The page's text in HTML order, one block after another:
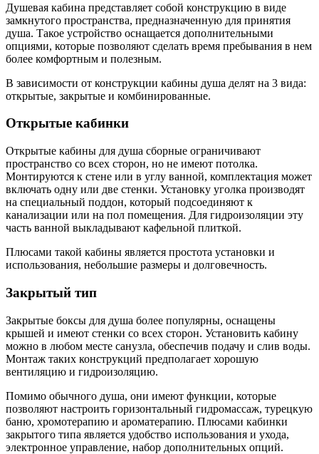
Душевая кабина представляет собой конструкцию в виде
замкнутого пространства, предназначенную для принятия
душа. Такое устройство оснащается дополнительными
опциями, которые позволяют сделать время пребывания в нем
более комфортным и полезным.
В зависимости от конструкции кабины душа делят на 3 вида:
открытые, закрытые и комбинированные.
Открытые кабинки
Открытые кабины для душа сборные ограничивают
пространство со всех сторон, но не имеют потолка.
Монтируются к стене или в углу ванной, комплектация может
включать одну или две стенки. Установку уголка производят
на специальный поддон, который подсоединяют к
канализации или на пол помещения. Для гидроизоляции эту
часть ванной выкладывают кафельной плиткой.
Плюсами такой кабины является простота установки и
использования, небольшие размеры и долговечность.
Закрытый тип
Закрытые боксы для душа более популярны, оснащены
крышей и имеют стенки со всех сторон. Установить кабину
можно в любом месте санузла, обеспечив подачу и слив воды.
Монтаж таких конструкций предполагает хорошую
вентиляцию и гидроизоляцию.
Помимо обычного душа, они имеют функции, которые
позволяют настроить горизонтальный гидромассаж, турецкую
баню, хромотерапию и ароматерапию. Плюсами кабинки
закрытого типа является удобство использования и ухода,
электронное управление, набор дополнительных опций.